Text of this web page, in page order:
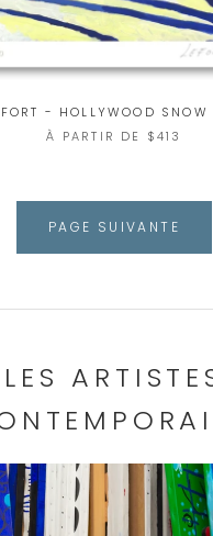
- HOLLYWOOD
À PARTIR DE $413
PAGE SUIVANTE
LES